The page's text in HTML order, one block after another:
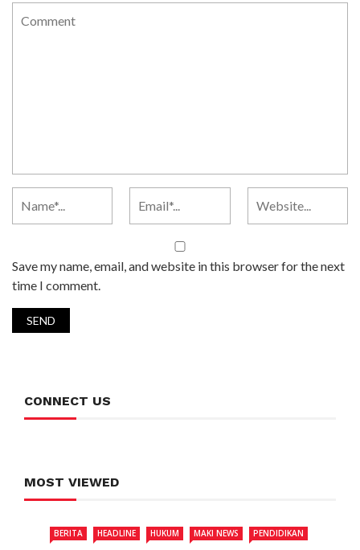
Save my name, email, and website in this browser for the next
time I comment.
CONNECT US
MOST VIEWED
BERITA HEADLINE HUKUM MAKI NEWS PENDIDIKAN